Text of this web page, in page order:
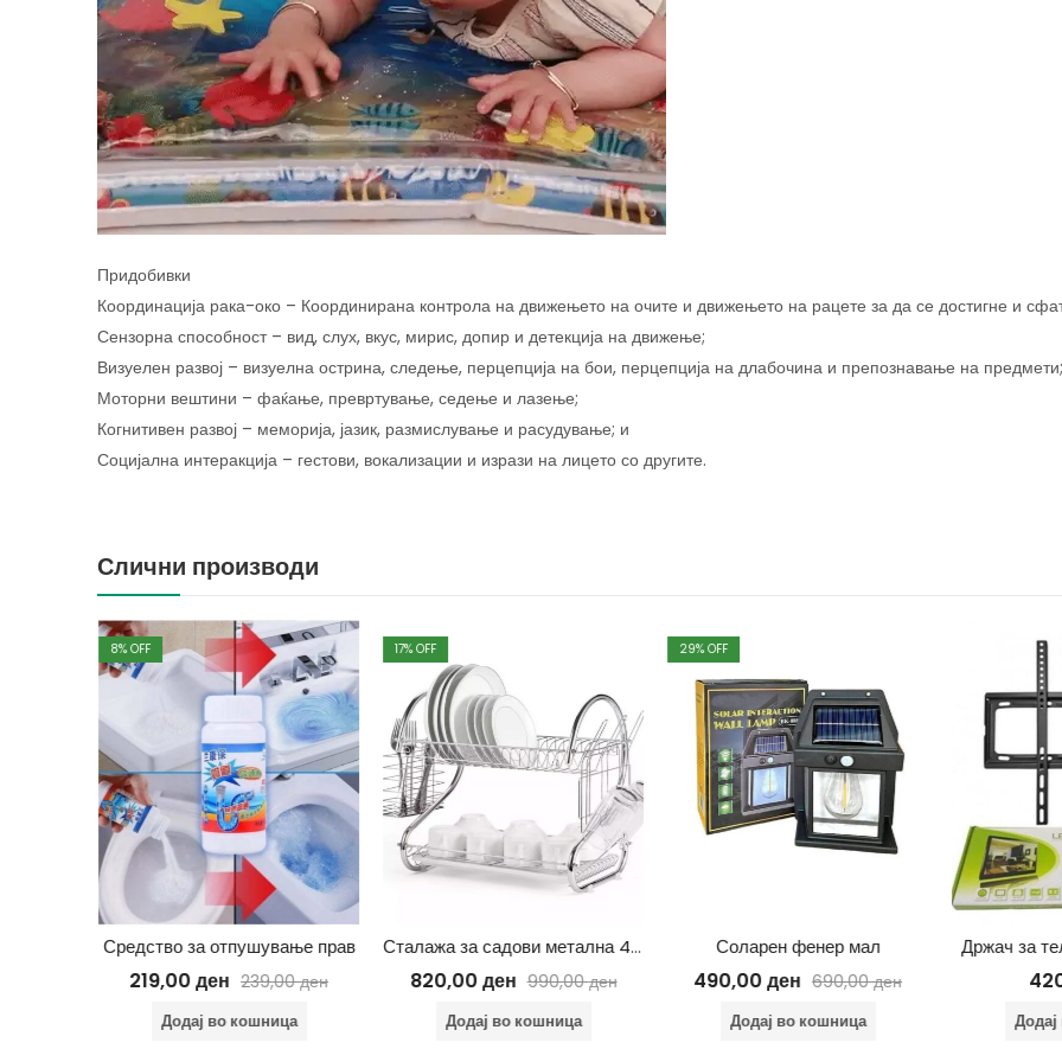
Придобивки
Координација рака-око – Координирана контрола на движењето на очите и движењето на рацете за да се достигне и
Сензорна способност – вид, слух, вкус, мирис, допир и детекција на движење;
Визуелен развој – визуелна острина, следење, перцепција на бои, перцепција на длабочина и препознавање на предмети;
Моторни вештини – фаќање, превртување, седење и лазење;
Когнитивен развој – меморија, јазик, размислување и расудување; и
Социјална интеракција – гестови, вокализации и изрази на лицето со другите.
Слични производи
8% OFF
Средство за отпушување прав
219,00ден 239,00ден
Додај во кошница
17% OFF
Сталажа за садови метална 45*11,5*26 cm
820,00ден 990,00ден
Додај во кошница
29% OFF
Соларен фенер мал
490,00ден 690,00ден
Додај во кошница
Држач за